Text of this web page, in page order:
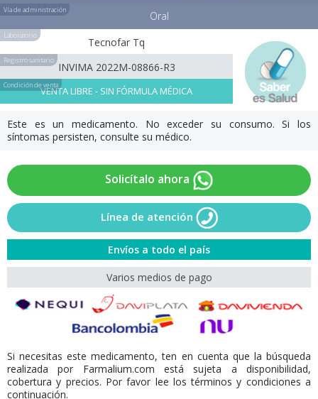
Vía de administración Oral
Laboratorio
Tecnofar Tq
Registro sanitario
INVIMA 2022M-08866-R3
Condición de ventaVENTA LIBRE - SIN FÓRMULA MÉDICA
Este es un medicamento. No exceder su consumo. Si los
síntomas persisten, consulte su médico.
Solicítalo ahora
Línea de atención
Envíos a todo el país
Varios medios de pago
Si necesitas este medicamento, ten en cuenta que la búsqueda
realizada por Farmalium.com está sujeta a disponibilidad,
cobertura y precios. Por favor lee los términos y condiciones a
continuación.